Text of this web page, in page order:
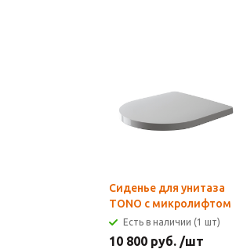
Сиденье для унитаза
TONO с микролифтом
Есть в наличии (1 шт)
10 800 руб. /шт